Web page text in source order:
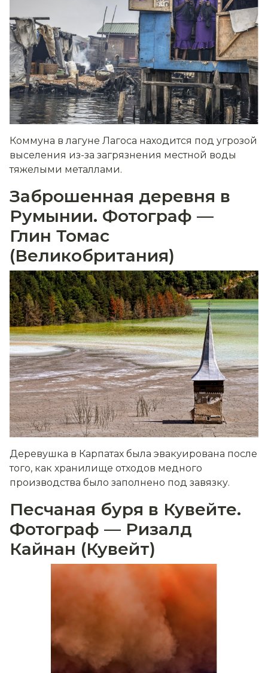
Коммуна в лагуне Лагоса находится под угрозой
выселения из-за загрязнения местной воды
тяжелыми металлами.
Заброшенная деревня в
Румынии. Фотограф —
Глин Томас
(Великобритания)
Деревушка в Карпатах была эвакуирована после
того, как хранилище отходов медного
производства было заполнено под завязку.
Песчаная буря в Кувейте.
Фотограф — Ризалд
Кайнан (Кувейт)